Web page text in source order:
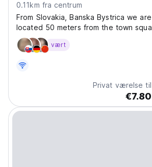
0.11km fra centrum
From Slovakia, Banska Bystrica we
located 50 meters from the town
both dorm and private rooms.
six beds, and private rooms have
vært
Privat værelse til
€7.80